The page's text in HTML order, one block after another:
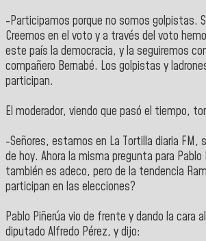
-Participamos porque no somos golpistas.
Creemos en el voto y a través del voto
este país la democracia, y la seguiremos
compañero Bernabé. Los golpistas y
participan.
El moderador, viendo que pasó el tiempo,
-Señores, estamos en La Tortilla diaria FM,
de hoy. Ahora la misma pregunta para Pablo
también es adeco, pero de la tendencia
participan en las elecciones?
Pablo Piñerúa vio de frente y dando la cara
diputado Alfredo Pérez, y dijo: